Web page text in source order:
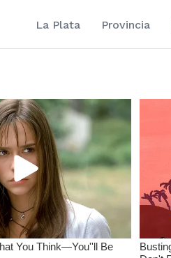
La Plata Provincia